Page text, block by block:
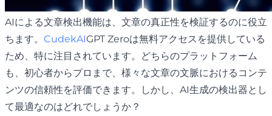
AIによる文章検出機能は、文章の真正性を検証するのに役立
ちます。 CudekAIGPT Zeroは無料アクセスを提供している
ため、特に注目されています。どちらのプラットフォーム
も、初心者からプロまで、様々な文章の文脈におけるコンテ
ンツの信頼性を評価できます。しかし、AI生成の検出器とし
て最適なのはどれでしょうか？